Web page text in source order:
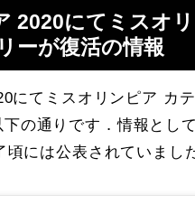
2020にてミスオ
ーが復活の情報
にてミスオリンピア カ
の通りです．情報とし
頃には公表されていまし